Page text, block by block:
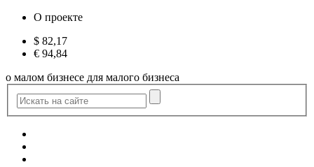
О проекте
$ 82,17
€ 94,84
о малом бизнесе для малого бизнеса